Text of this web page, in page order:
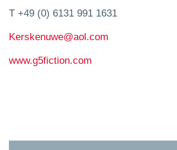
T +49 (0) 6131 991 1631
Kerskenuwe@aol.com
www.g5fiction.com